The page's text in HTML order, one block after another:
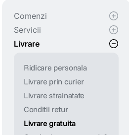
Comenzi
Info
Autentificare rapida
Contul meu
Cum platesc
Vanzari Corporate B2B
Servicii
Printing
Consignatie - serviciu
pick-up
Consultanta
Testare Produse
Inchiriere
Livrare
Ridicare personala
Livrare prin curier
Livrare strainatate
Conditii retur
Livrare gratuita